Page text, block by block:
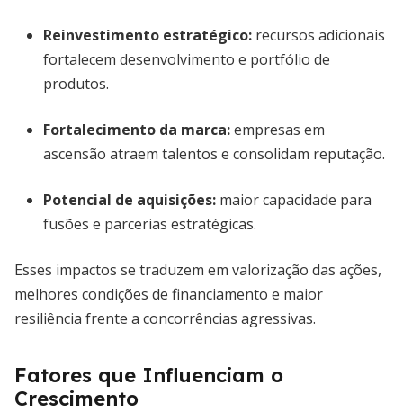
Reinvestimento estratégico: recursos adicionais
fortalecem desenvolvimento e portfólio de
produtos.
Fortalecimento da marca:empresas em
ascensão atraem talentos e consolidam reputação.
Potencial de aquisições: maior capacidade para
fusões e parcerias estratégicas.
Esses impactos se traduzem em valorização das ações,
melhores condições de financiamento e maior
resiliência frente a concorrências agressivas.
Fatores que Influenciam o
Crescimento